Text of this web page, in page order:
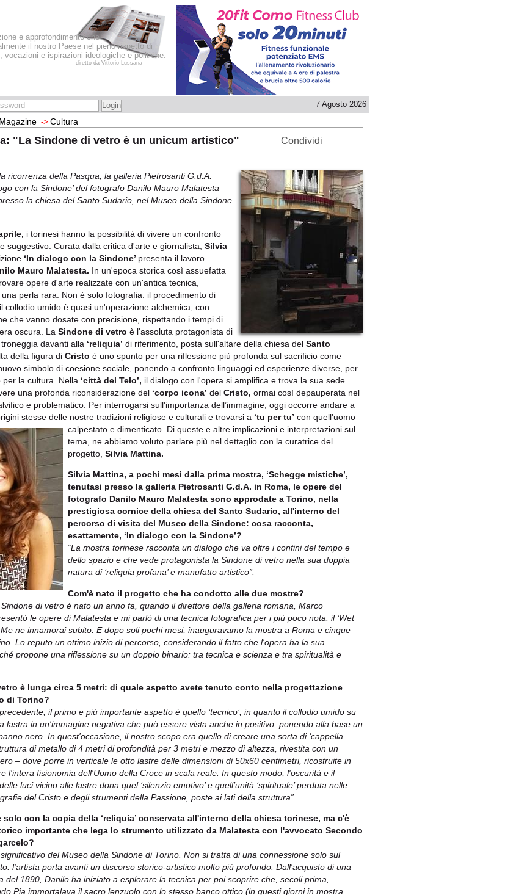
e approfondimento che
il nostro Paese nel pieno rispetto di
vocazioni e ispirazioni ideologiche e politiche.
diretto da Vittorio Lussana
7 Agosto 2026
-> Cultura
"La Sindone di vetro è un unicum artistico" Condividi
ricorrenza della Pasqua, la galleria Pietrosanti G.d.A.
con la Sindone’ del fotografo Danilo Mauro Malatesta
la chiesa del Santo Sudario, nel Museo della Sindone
i torinesi hanno la possibilità di vivere un confronto
suggestivo. Curata dalla critica d'arte e giornalista, Silvia
‘In dialogo con la Sindone’ presenta il lavoro
Mauro Malatesta. In un'epoca storica così assuefatta
opere d'arte realizzate con un'antica tecnica,
una perla rara. Non è solo fotografia: il procedimento di
collodio umido è quasi un'operazione alchemica, con
che vanno dosate con precisione, rispettando i tempi di
oscura. La Sindone di vetro è l'assoluta protagonista di
davanti alla ‘reliquia’ di riferimento, posta sull'altare della chiesa del Santo
della figura di Cristo è uno spunto per una riflessione più profonda sul sacrificio come
simbolo di coesione sociale, ponendo a confronto linguaggi ed esperienze diverse, per
la cultura. Nella ‘città del Telo’, il dialogo con l'opera si amplifica e trova la sua sede
una profonda riconsiderazione del ‘corpo icona’ del Cristo, ormai così depauperata nel
e problematico. Per interrogarsi sull'importanza dell’immagine, oggi occorre andare a
stesse delle nostre tradizioni religiose e culturali e trovarsi a ‘tu per tu’ con quell'uomo
calpestato e dimenticato. Di queste e altre implicazioni e interpretazioni sul
tema, ne abbiamo voluto parlare più nel dettaglio con la curatrice del
progetto, Silvia Mattina.
Silvia Mattina, a pochi mesi dalla prima mostra, ‘Schegge mistiche’,
tenutasi presso la galleria Pietrosanti G.d.A. in Roma, le opere del
fotografo Danilo Mauro Malatesta sono approdate a Torino, nella
prestigiosa cornice della chiesa del Santo Sudario, all'interno del
percorso di visita del Museo della Sindone: cosa racconta,
esattamente, ‘In dialogo con la Sindone’?
“La mostra torinese racconta un dialogo che va oltre i confini del tempo e
dello spazio e che vede protagonista la Sindone di vetro nella sua doppia
natura di ‘reliquia profana’ e manufatto artistico”.
Com'è nato il progetto che ha condotto alle due mostre?
Sindone di vetro è nato un anno fa, quando il direttore della galleria romana, Marco
le opere di Malatesta e mi parlò di una tecnica fotografica per i più poco nota: il ‘Wet
Me ne innamorai subito. E dopo soli pochi mesi, inauguravamo la mostra a Roma e cinque
Lo reputo un ottimo inizio di percorso, considerando il fatto che l'opera ha la sua
propone una riflessione su un doppio binario: tra tecnica e scienza e tra spiritualità e
è lunga circa 5 metri: di quale aspetto avete tenuto conto nella progettazione
di Torino?
il primo e più importante aspetto è quello ‘tecnico’, in quanto il collodio umido su
lastra in un'immagine negativa che può essere vista anche in positivo, ponendo alla base un
nero. In quest'occasione, il nostro scopo era quello di creare una sorta di ‘cappella
di metallo di 4 metri di profondità per 3 metri e mezzo di altezza, rivestita con un
– dove porre in verticale le otto lastre delle dimensioni di 50x60 centimetri, ricostruite in
l'intera fisionomia dell'Uomo della Croce in scala reale. In questo modo, l'oscurità e il
luci vicino alle lastre dona quel ‘silenzio emotivo’ e quell’unità ‘spirituale’ perduta nelle
del Cristo e degli strumenti della Passione, poste ai lati della struttura”.
con la copia della ‘reliquia’ conservata all'interno della chiesa torinese, ma c'è
importante che lega lo strumento utilizzato da Malatesta con l'avvocato Secondo
del Museo della Sindone di Torino. Non si tratta di una connessione solo sul
l'artista porta avanti un discorso storico-artistico molto più profondo. Dall'acquisto di una
del 1890, Danilo ha iniziato a esplorare la tecnica per poi scoprire che, secoli prima,
Pia immortalava il sacro lenzuolo con lo stesso banco ottico (in questi giorni in mostra